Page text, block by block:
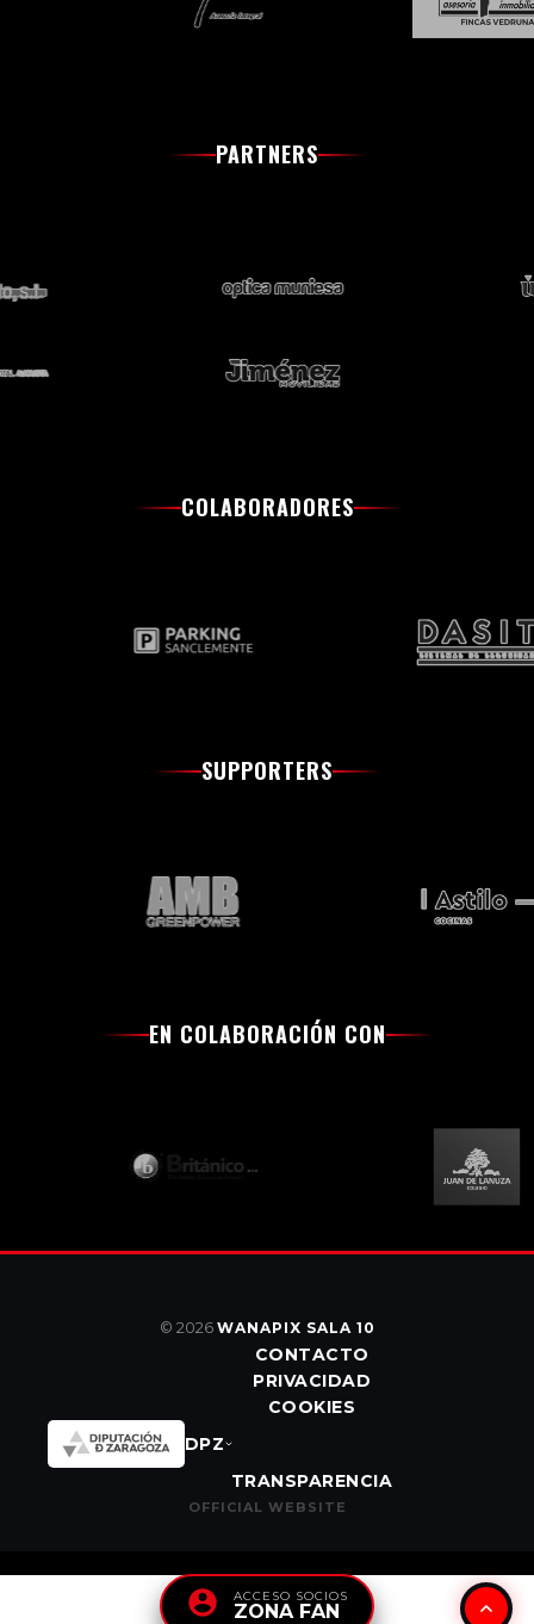
ACCESO SOCIOS
ZONA FAN
PARTNERS
COLABORADORES
SUPPORTERS
EN COLABORACIÓN CON
© 2026 WANAPIX SALA 10
CONTACTO
PRIVACIDAD
COOKIES
DPZ
TRANSPARENCIA
OFFICIAL WEBSITE